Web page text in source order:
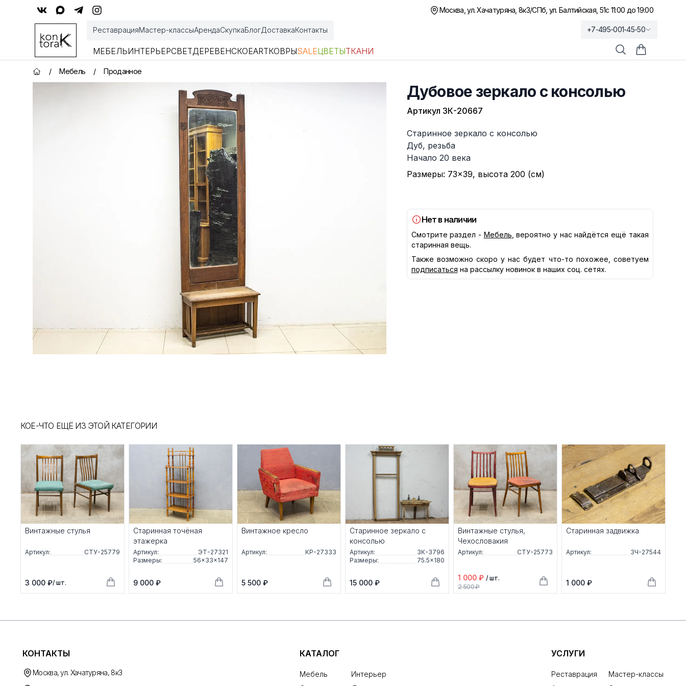
Москва, ул. Хачатуряна, 8к3/СПб, ул. Балтийская, 51с 11:00 до 19:00
РеставрацияМастер-классыАрендаСкупкаБлогДоставкаКонтакты
МЕБЕЛЬИНТЕРЬЕРСВЕТДЕРЕВЕНСКОЕARTКОВРЫSALEЦВЕТЫТКАНИ
+7-495-001-45-50
ПоискКорзина
Главная страница
/ Мебель / Проданное
Дубовое зеркало с консолью
Артикул ЗК-20667
Описание
Старинное зеркало с консолью
Дуб, резьба
Начало 20 века
Размеры: 73×39, высота 200 (см)
Нет в наличии
Смотрите раздел - Мебель , вероятно у нас найдётся ещё такая
старинная вещь.
Также возможно скоро у нас будет что-то похожее, советуем
подписаться на рассылку новинок в наших соц. сетях.
КОЕ-ЧТО ЕЩЁ ИЗ ЭТОЙ КАТЕГОРИИ
Винтажные стулья
Артикул: СТУ-25779
3 000 ₽/ шт.
Старинная точёная
этажерка
Артикул:
ЭТ-27321
Размеры:
56×33×147
9 000 ₽
Винтажное кресло
Артикул: КР-27333
5 500 ₽
Старинное зеркало с
консолью
Артикул:
ЗК-3796
Размеры:
75.5×180
15 000 ₽
Винтажные стулья,
Чехословакия
Артикул: СТУ-25773
1 000 ₽ / шт.
2 500 ₽
Старинная задвижка
Артикул: ЗЧ-27544
1 000 ₽
КОНТАКТЫ
Москва, ул. Хачатуряна, 8к3
КАТАЛОГ
Мебель
Интерьер
УСЛУГИ
Реставрация
Мастер-классы